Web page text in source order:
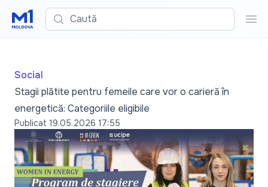
Caută
Social
Stagii plătite pentru femeile care vor o carieră în
energetică: Categoriile eligibile
Publicat 19.05.2026 17:55